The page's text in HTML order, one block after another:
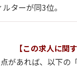
ルターが同3位。
【この求人に関
があれば、以下の